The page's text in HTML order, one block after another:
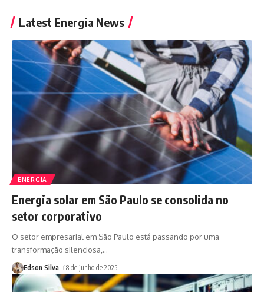
Latest Energia News
ENERGIA
Energia solar em São Paulo se consolida no
setor corporativo
O setor empresarial em São Paulo está passando por uma
transformação silenciosa, …
Edson Silva 18 de junho de 2025